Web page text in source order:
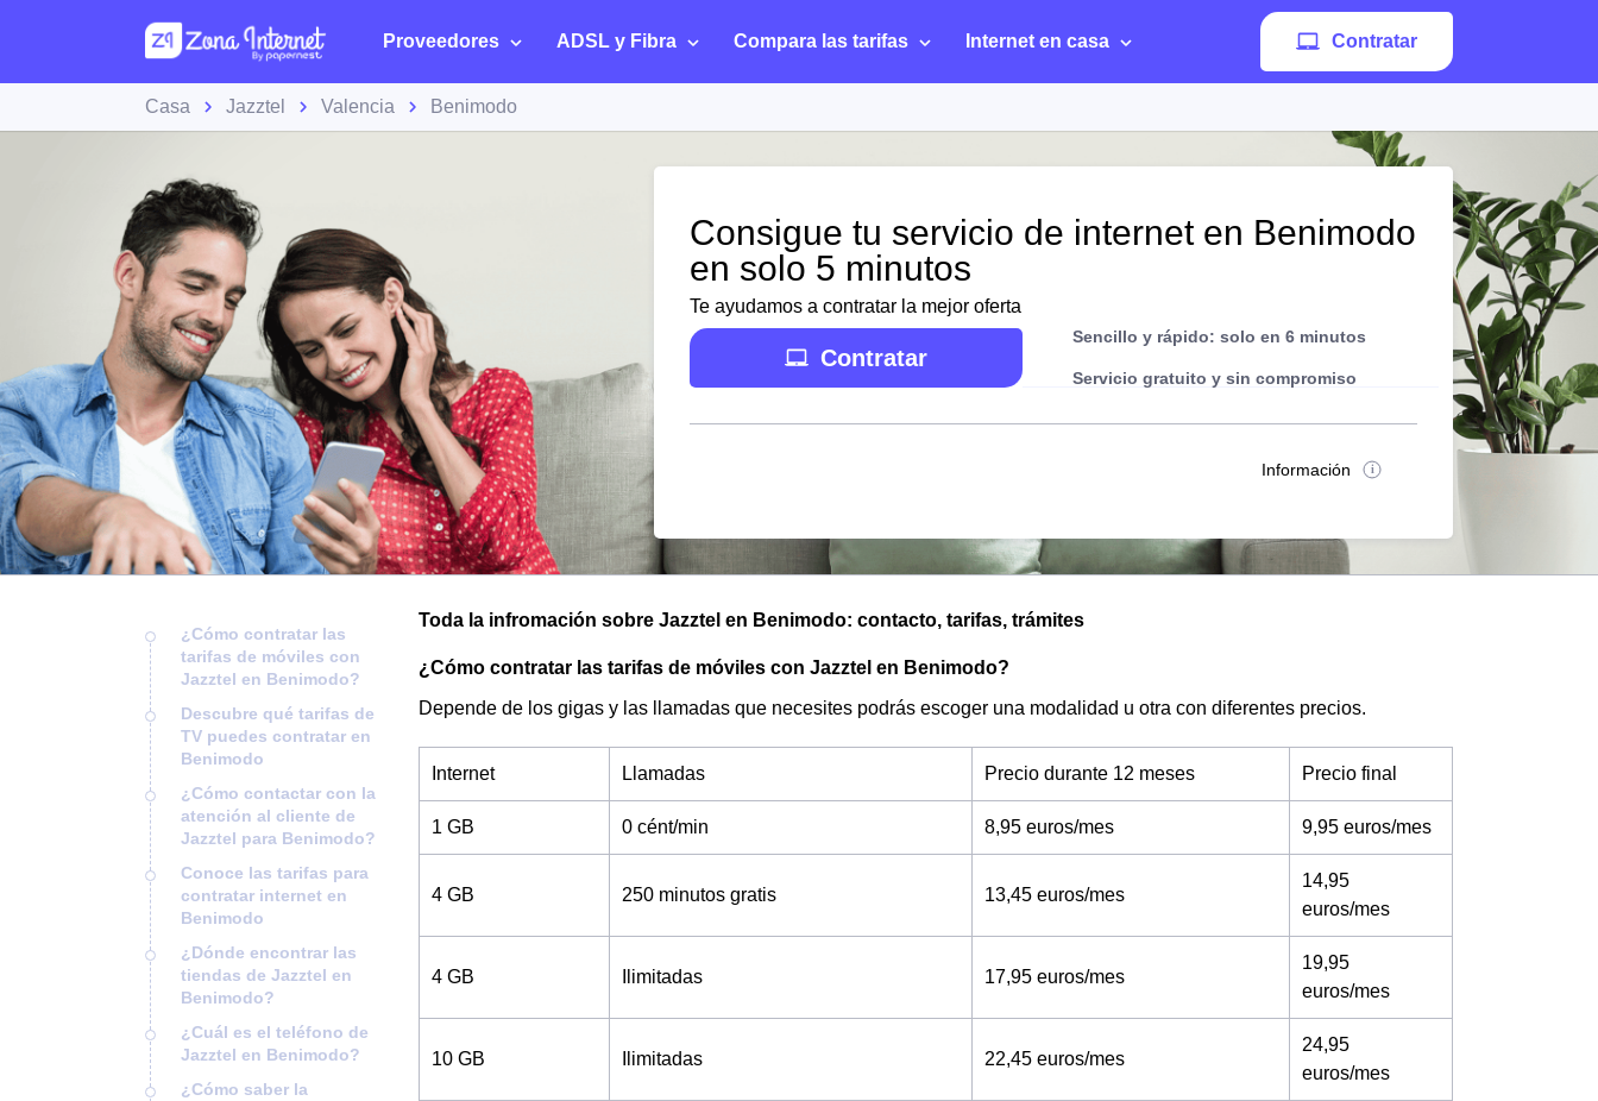
Proveedores ADSL y Fibra Compara las tarifas Internet en casa Contratar
Casa Jazztel Valencia Benimodo
Consigue tu servicio de internet en Benimodo
en solo 5 minutos
Te ayudamos a contratar la mejor oferta
Contratar
Sencillo y rápido: solo en 6 minutos
Servicio gratuito y sin compromiso
Información
¿Cómo contratar las
tarifas de móviles con
Jazztel en Benimodo?
Descubre qué tarifas de
TV puedes contratar en
Benimodo
¿Cómo contactar con la
atención al cliente de
Jazztel para Benimodo?
Conoce las tarifas para
contratar internet en
Benimodo
¿Dónde encontrar las
tiendas de Jazztel en
Benimodo?
¿Cuál es el teléfono de
Jazztel en Benimodo?
¿Cómo saber la
Toda la infromación sobre Jazztel en Benimodo: contacto, tarifas, trámites
¿Cómo contratar las tarifas de móviles con Jazztel en Benimodo?
Depende de los gigas y las llamadas que necesites podrás escoger una modalidad u otra con diferentes precios.
Internet Llamadas Precio durante 12 meses Precio final
1 GB 0 cént/min 8,95 euros/mes 9,95 euros/mes
4 GB 250 minutos gratis 13,45 euros/mes
14,95
euros/mes
4 GB Ilimitadas 17,95 euros/mes
19,95
euros/mes
10 GB Ilimitadas 22,45 euros/mes
24,95
euros/mes